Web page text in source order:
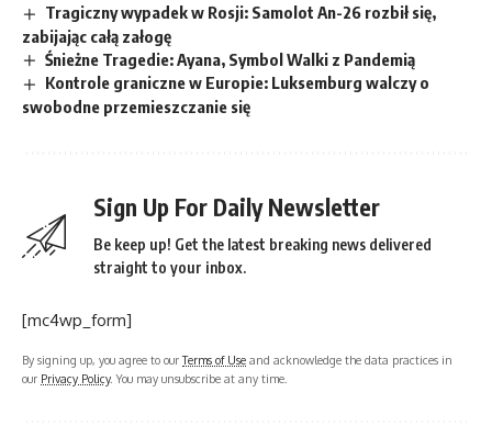
Tragiczny wypadek w Rosji: Samolot An-26 rozbił się,
zabijając całą załogę
Śnieżne Tragedie: Ayana, Symbol Walki z Pandemią
Kontrole graniczne w Europie: Luksemburg walczy o
swobodne przemieszczanie się
Sign Up For Daily Newsletter
Be keep up! Get the latest breaking news delivered
straight to your inbox.
[mc4wp_form]
By signing up, you agree to ourTerms of Use and acknowledge the data practices in
our Privacy Policy. You may unsubscribe at any time.